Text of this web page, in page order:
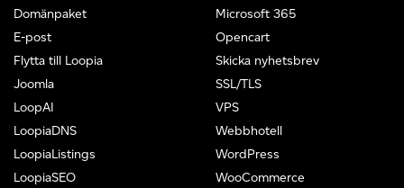
Domänpaket
E-post
Flytta till Loopia
Joomla
LoopAI
LoopiaDNS
LoopiaListings
LoopiaSEO
Microsoft 365
Opencart
Skicka nyhetsbrev
SSL/TLS
VPS
Webbhotell
WordPress
WooCommerce